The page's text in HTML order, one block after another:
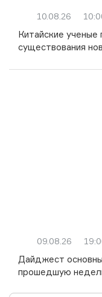
10.08.26
Китайские ученые
существования
09.08.26
Дайджест
прошедшую